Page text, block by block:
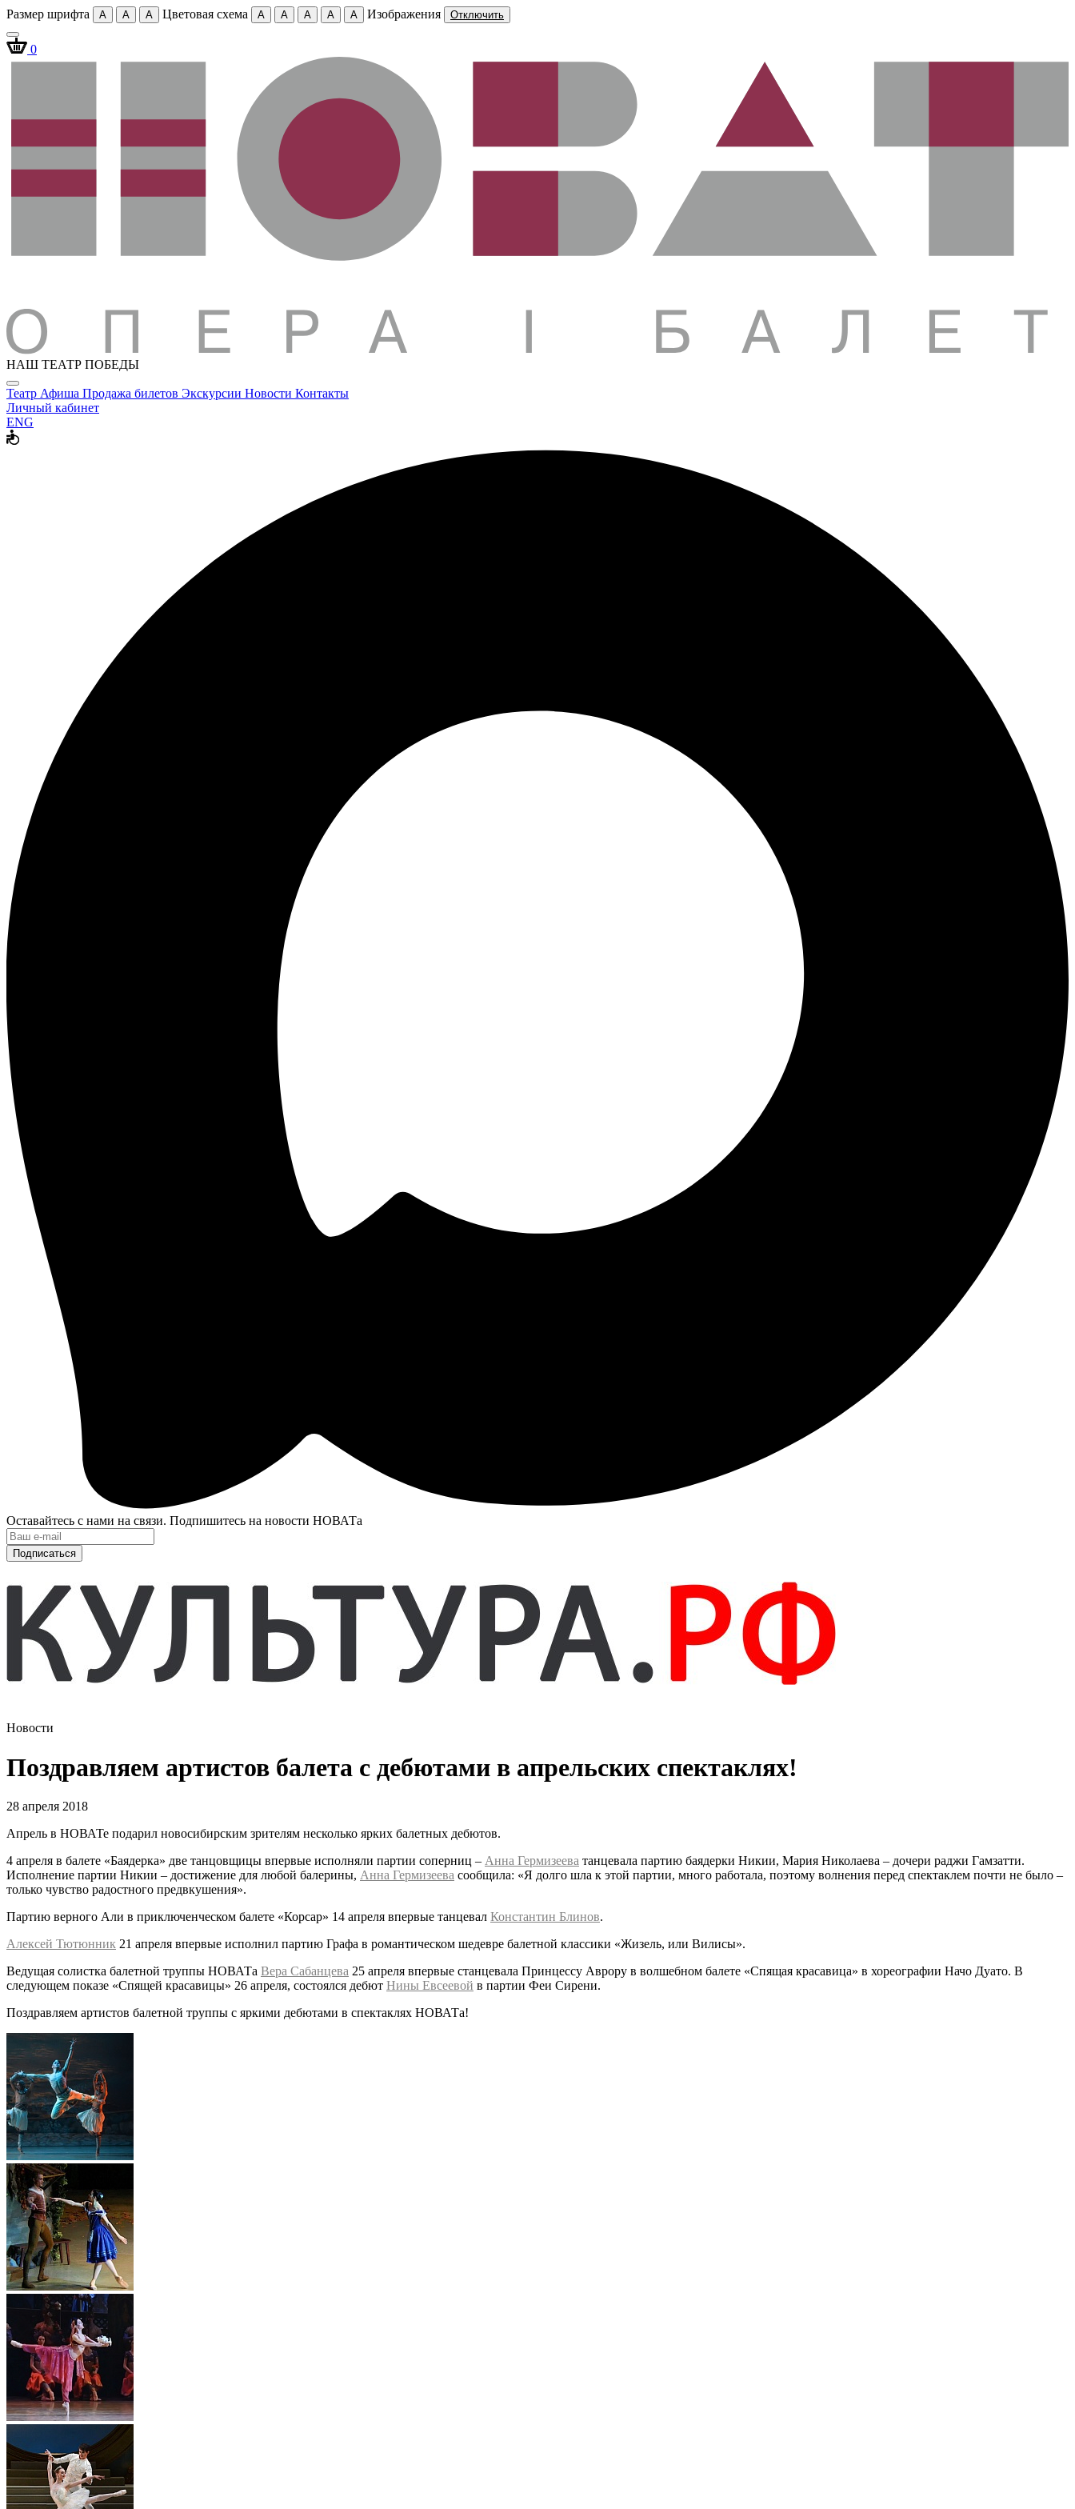
Размер шрифта A A A Цветовая схема A A A A A Изображения Отключить
0
НАШ ТЕАТР ПОБЕДЫ
Театр Афиша Продажа билетов Экскурсии Новости Контакты
Личный кабинет
ENG
Оставайтесь с нами на связи. Подпишитесь на новости НОВАТа
Подписаться
Новости
Поздравляем артистов балета с дебютами в апрельских спектаклях!
28 апреля 2018
Апрель в НОВАТе подарил новосибирским зрителям несколько ярких балетных дебютов.
4 апреля в балете «Баядерка» две танцовщицы впервые исполняли партии соперниц – Анна Гермизеева танцевала партию баядерки Никии, Мария Николаева – дочери раджи Гамзатти.
Исполнение партии Никии – достижение для любой балерины, Анна Гермизеева сообщила: «Я долго шла к этой партии, много работала, поэтому волнения перед спектаклем почти не было –
только чувство радостного предвкушения».
Партию верного Али в приключенческом балете «Корсар» 14 апреля впервые танцевал Константин Блинов.
Алексей Тютюнник 21 апреля впервые исполнил партию Графа в романтическом шедевре балетной классики «Жизель, или Вилисы».
Ведущая солистка балетной труппы НОВАТа Вера Сабанцева 25 апреля впервые станцевала Принцессу Аврору в волшебном балете «Спящая красавица» в хореографии Начо Дуато. В
следующем показе «Спящей красавицы» 26 апреля, состоялся дебют Нины Евсеевой в партии Феи Сирени.
Поздравляем артистов балетной труппы с яркими дебютами в спектаклях НОВАТа!